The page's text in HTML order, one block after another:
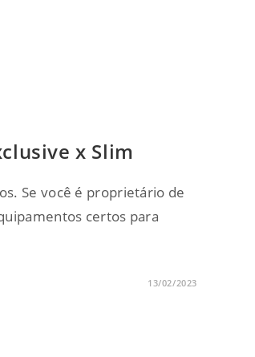
x Slim
Se você é proprietário de
certos para
13/02/2023